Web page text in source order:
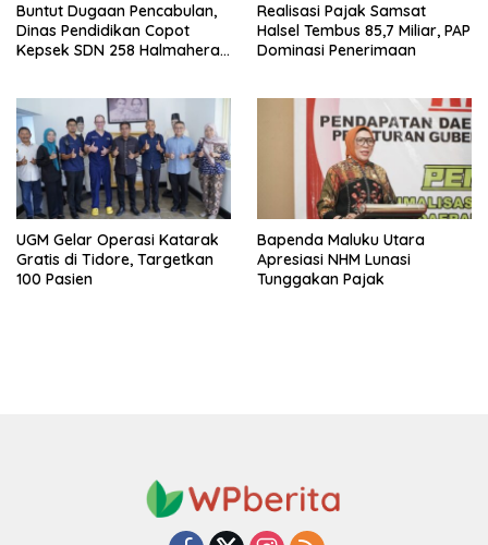
Buntut Dugaan Pencabulan,
Dinas Pendidikan Copot
Kepsek SDN 258 Halmahera
Realisasi Pajak Samsat
Halsel Tembus 85,7 Miliar, PAP
Dominasi Penerimaan
UGM Gelar Operasi Katarak
Gratis di Tidore, Targetkan
100 Pasien
Bapenda Maluku Utara
Apresiasi NHM Lunasi
Tunggakan Pajak